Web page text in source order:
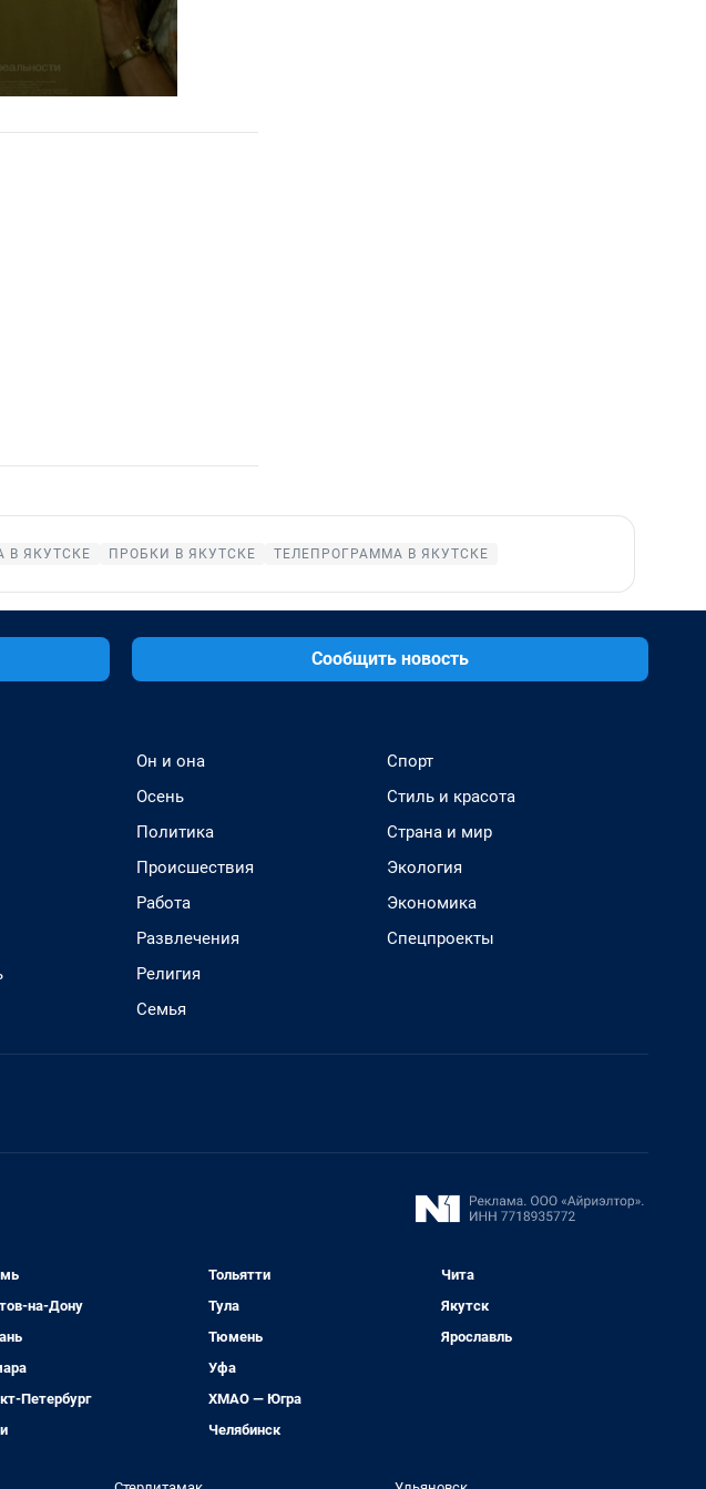
В ЯКУТСКЕ ПРОБКИ В ЯКУТСКЕ ТЕЛЕПРОГРАММА В ЯКУТСКЕ
Сообщить новость
Он и она
Осень
Политика
Происшествия
Работа
Развлечения
Религия
Семья
Спорт
Стиль и красота
Страна и мир
Экология
Экономика
Спецпроекты
на-Дону
Петербург
Тольятти
Тула
Тюмень
Уфа
ХМАО — Югра
Челябинск
Чита
Якутск
Ярославль